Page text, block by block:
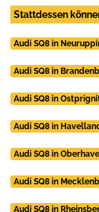
Stattdessen
Audi SQ8 in
Audi SQ8 in
Audi SQ8 in
Audi SQ8 in
Audi SQ8 in
Audi SQ8 in
Audi SQ8 in